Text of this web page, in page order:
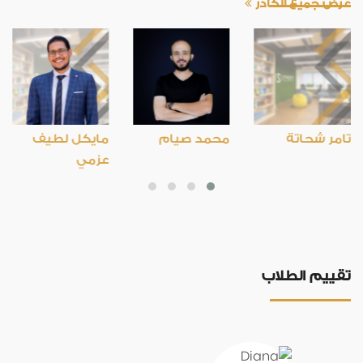
تامر شحاتة
تامر شحاتة
محمد صيام
محمد صيام
مايكل لطيف
عزمي
مايكل لطيف
عزمي
تقييم الطلاب